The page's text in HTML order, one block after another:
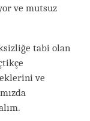
ve mutsuz
tabi olan
ve